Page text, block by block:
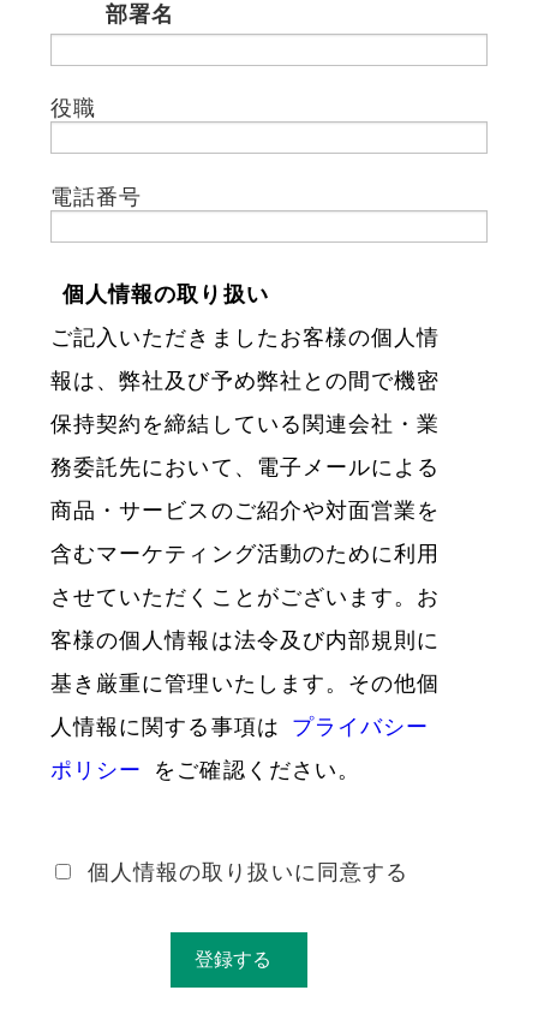
部署名
役職
電話番号
個人情報の取り扱い
ご記入いただきましたお客様の個人情
報は、弊社及び予め弊社との間で機密
保持契約を締結している関連会社・業
務委託先において、電子メールによる
商品・サービスのご紹介や対面営業を
含むマーケティング活動のために利用
させていただくことがございます。お
客様の個人情報は法令及び内部規則に
基き厳重に管理いたします。その他個
人情報に関する事項は
プライバシー
ポリシー
をご確認ください。
個人情報の取り扱いに同意する
登録する